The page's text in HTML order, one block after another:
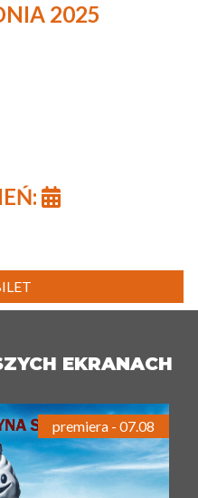
2025
EKRANACH
premiera - 07.08